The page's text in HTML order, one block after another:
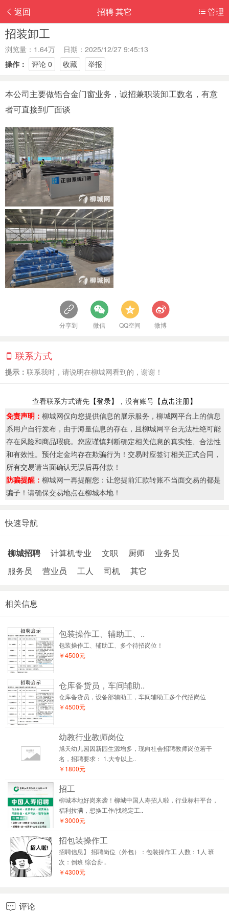
返回 管理
招聘 其它
招装卸工
浏览量：1.64万 日期：2025/12/27 9:45:13
操作：
评论 0 收藏 举报
本公司主要做铝合金门窗业务，诚招兼职装卸工数名，有意
者可直接到厂面谈
分享到 微信 QQ空间 微博
联系方式
提示： 联系我时，请说明在柳城网看到的，谢谢！
查看联系方式请先 【登录】 ，没有账号 【点击注册】
免责声明： 柳城网仅向您提供信息的展示服务，柳城网平台上的信息
系用户自行发布，由于海量信息的存在，且柳城网平台无法杜绝可能
存在风险和商品瑕疵。您应谨慎判断确定相关信息的真实性、合法性
和有效性。预付定金均存在欺骗行为！交易时应签订相关正式合同，
所有交易请当面确认无误后再付款！
防骗提醒： 柳城网一再提醒您：让您提前汇款转账不当面交易的都是
骗子！请确保交易地点在柳城本地！
快速导航
柳城招聘 计算机专业 文职 厨师
业务员
服务员
营业员 工人 司机 其它
相关信息
包装操作工、辅助工、..
包装操作工、辅助工、多个待招岗位！
￥4500元
仓库备货员，车间辅助..
仓库备货员，设备部辅助工，车间辅助工多个代招岗位
￥4500元
幼教行业教师岗位
旭天幼儿园因新园生源增多，现向社会招聘教师岗位若干
名，招聘要求： 1.大专以上..
￥1800元
招工
柳城本地好岗来袭！柳城中国人寿招人啦，行业标杆平台，
福利拉满，想换工作/找稳定工..
￥3000元
招包装操作工
招聘信息】 招聘岗位（外包）：包装操作工 人数：1人 班
次：倒班 综合薪..
￥4300元
 评论